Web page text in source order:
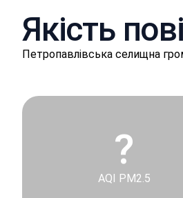
Якість
Пeтpoпaвлівськa селищнa
?
AQI PM2.5